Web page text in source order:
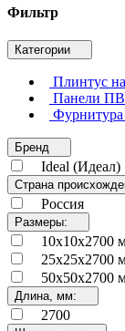
Фильтр
Категории
Плинтус
Панели
Фурнитура
Бренд
Ideal (Идеал)
Страна
Россия
Размеры:
10х10х2700
25х25х2700
50х50х2700
Длина, мм:
2700